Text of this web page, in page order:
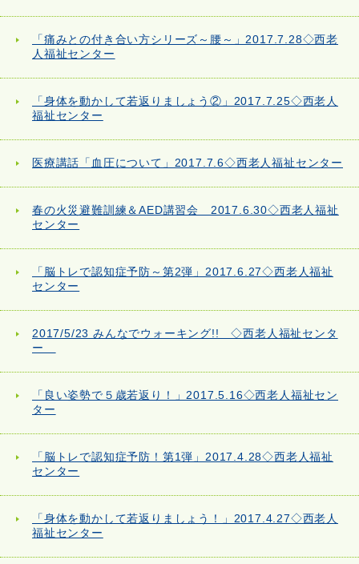
「痛みとの付き合い方シリーズ～腰～」2017.7.28◇西老
人福祉センター
「身体を動かして若返りましょう②」2017.7.25◇西老人
福祉センター
医療講話「血圧について」2017.7.6◇西老人福祉センター
春の火災避難訓練＆AED講習会 2017.6.30◇西老人福祉
センター
「脳トレで認知症予防～第2弾」2017.6.27◇西老人福祉
センター
2017/5/23 みんなでウォーキング!! ◇西老人福祉センタ
ー
「良い姿勢で５歳若返り！」2017.5.16◇西老人福祉セン
ター
「脳トレで認知症予防！第1弾」2017.4.28◇西老人福祉
センター
「身体を動かして若返りましょう！」2017.4.27◇西老人
福祉センター